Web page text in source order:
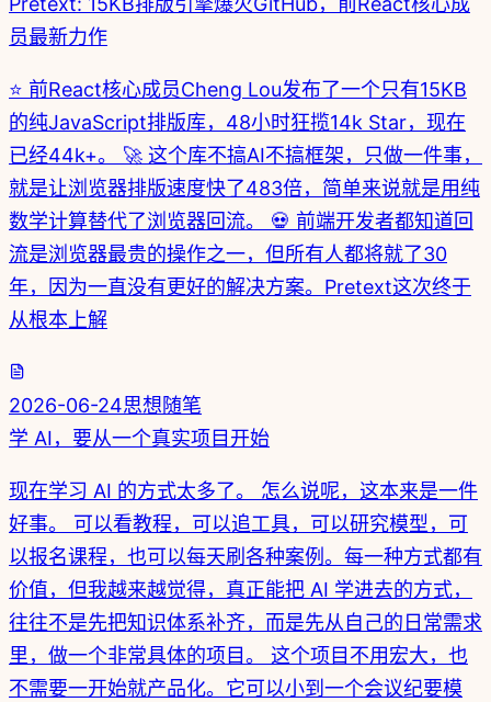
员最新力作
⭐ 前React核心成员Cheng Lou发布了一个只有15KB
的纯JavaScript排版库，48小时狂揽14k Star，现在
已经44k+。 🚀 这个库不搞AI不搞框架，只做一件事，
就是让浏览器排版速度快了483倍，简单来说就是用纯
数学计算替代了浏览器回流。 💀 前端开发者都知道回
流是浏览器最贵的操作之一，但所有人都将就了30
年，因为一直没有更好的解决方案。Pretext这次终于
从根本上解
2026-06-24思想随笔
学 AI，要从一个真实项目开始
现在学习 AI 的方式太多了。 怎么说呢，这本来是一件
好事。 可以看教程，可以追工具，可以研究模型，可
以报名课程，也可以每天刷各种案例。每一种方式都有
价值，但我越来越觉得，真正能把 AI 学进去的方式，
往往不是先把知识体系补齐，而是先从自己的日常需求
里，做一个非常具体的项目。 这个项目不用宏大，也
不需要一开始就产品化。它可以小到一个会议纪要模